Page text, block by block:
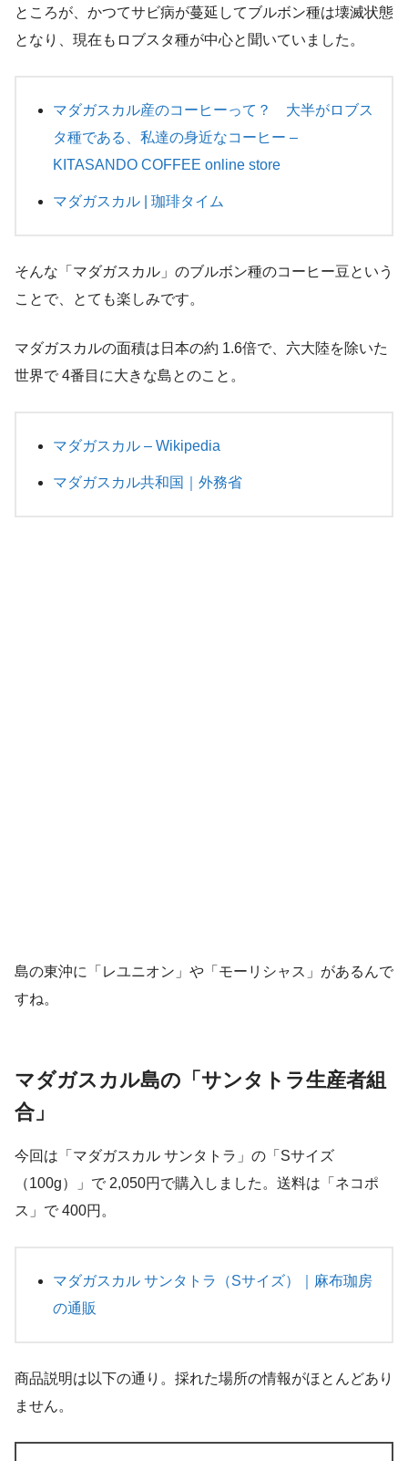
ところが、かつてサビ病が蔓延してブルボン種は壊滅状態
となり、現在もロブスタ種が中心と聞いていました。
マダガスカル産のコーヒーって？ 大半がロブス
タ種である、私達の身近なコーヒー –
KITASANDO COFFEE online store
マダガスカル | 珈琲タイム
そんな「マダガスカル」のブルボン種のコーヒー豆という
ことで、とても楽しみです。
マダガスカルの面積は日本の約 1.6倍で、六大陸を除いた
世界で 4番目に大きな島とのこと。
マダガスカル – Wikipedia
マダガスカル共和国｜外務省
島の東沖に「レユニオン」や「モーリシャス」があるんで
すね。
マダガスカル島の「サンタトラ生産者組
合」
今回は「マダガスカル サンタトラ」の「Sサイズ
（100g）」で 2,050円で購入しました。送料は「ネコポ
ス」で 400円。
マダガスカル サンタトラ（Sサイズ）｜麻布珈房
の通販
商品説明は以下の通り。採れた場所の情報がほとんどあり
ません。